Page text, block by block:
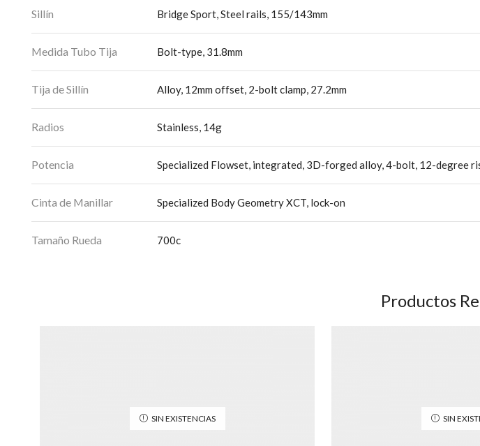
Sillín Bridge Sport, Steel rails, 155/143mm
Medida Tubo Tija Bolt-type, 31.8mm
Tija de Sillín Alloy, 12mm offset, 2-bolt clamp, 27.2mm
Radios Stainless, 14g
Potencia Specialized Flowset, integrated, 3D-forged alloy, 4-bolt, 12-degree
Cinta de Manillar Specialized Body Geometry XCT, lock-on
Tamaño Rueda 700c
Productos
SIN EXISTENCIAS SIN